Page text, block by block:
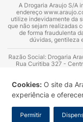
Cookies: O site da
experiência e
Permitir
A Drogaria Araujo S/A
endereço
utilize indevidamente da
que não sejam realizadas
de forma fraudulenta
dúvidas, gentileza
Razão Social: Drogaria
Rua Curitiba 327 -
Azevedo Guimarães –
Consultor substituto:
Sanitário: 2025020713 |